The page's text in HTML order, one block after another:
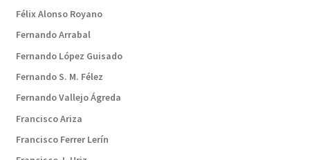
Félix Alonso Royano
Fernando Arrabal
Fernando López Guisado
Fernando S. M. Félez
Fernando Vallejo Ágreda
Francisco Ariza
Francisco Ferrer Lerín